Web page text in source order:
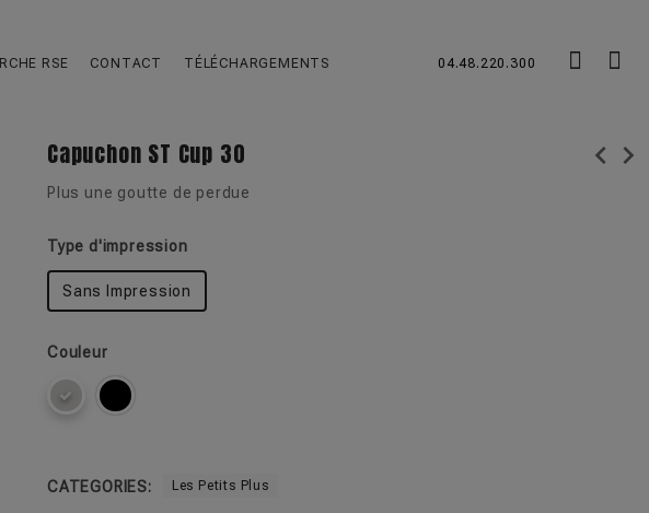
RSE CONTACT TÉLÉCHARGEMENTS 04.48.220.300
Capuchon ST Cup 30 chevron_left chevron_right
Plus une goutte de perdue
Type d'impression
Sans Impression
Couleur
CATEGORIES: Les Petits Plus